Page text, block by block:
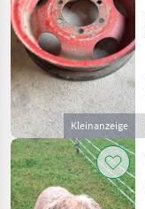
Kleinanzeige